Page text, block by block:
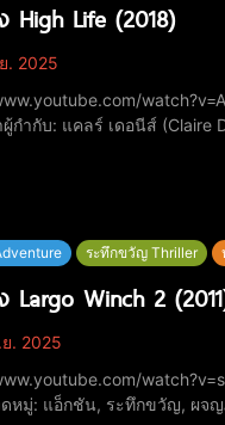
High Life (2018)
. 2025
watch?v=AtOwfo1ypOw ชื่อหนัง: High Life (ไฮ ไลฟ์)ปีที่ฉาย:
กำกับ: แคลร์ เดอนีส์ (Claire
ระทึกขวัญ Thriller
Largo Winch 2
. 2025
watch?v=swgom5tFwWI ชื่อภาพยนตร์: Largo Winch II (ชื่อสา
ดหมู่: แอ็กชัน, ระทึกขวัญ, ผจ